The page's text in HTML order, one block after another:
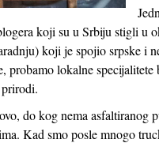
koji su u Srbiju stigli u
koji je spojio srpske i
probamo lokalne
do kog nema asfaltiranog
Kad smo posle mnogo